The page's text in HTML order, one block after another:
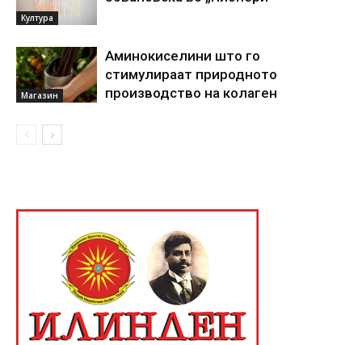
Култура
Магазин
Аминокиселини што го
стимулираат природното
производство на колаген